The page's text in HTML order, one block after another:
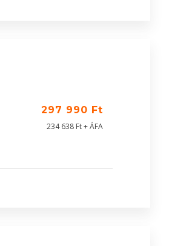
297 990 Ft
234 638 Ft + ÁFA